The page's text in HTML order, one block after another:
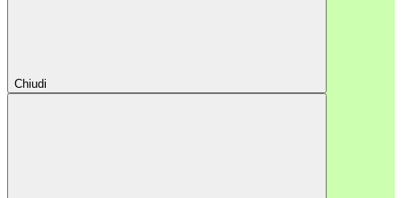
Chiudi